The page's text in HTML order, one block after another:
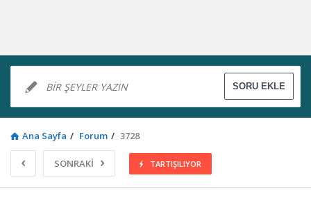
Ana Sayfa / Forum / 3728
SONRAKİ TARTIŞILIYOR